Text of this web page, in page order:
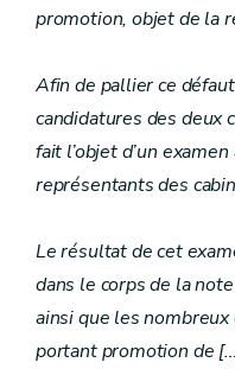
promotion, objet de la
Afin de pallier ce
candidatures des deux
fait l’objet d’un
représentants des
Le résultat de cet
dans le corps de la
ainsi que les nombreux
portant promotion de